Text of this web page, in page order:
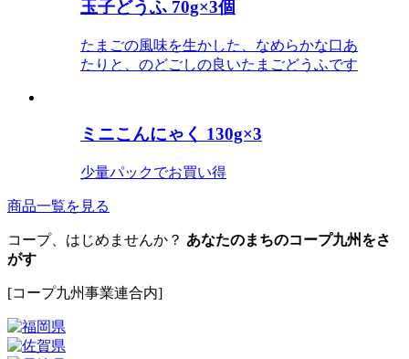
玉子どうふ 70g×3個
たまごの風味を生かした、なめらかな口あ
たりと、のどごしの良いたまごどうふです
ミニこんにゃく 130g×3
少量パックでお買い得
商品一覧を見る
コープ、はじめませんか？ あなたのまちのコープ九州をさ
がす
[コープ九州事業連合内]